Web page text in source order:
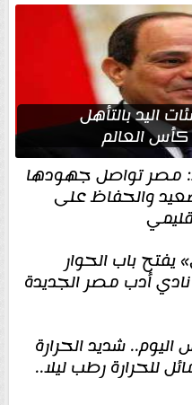
اليد بالتأهل
العالم
مصر تواصل جهودها
والحفاظ على
باب الحوار
أدب مصر الجديدة
شديد الحرارة
للحرارة رطب ليلا..